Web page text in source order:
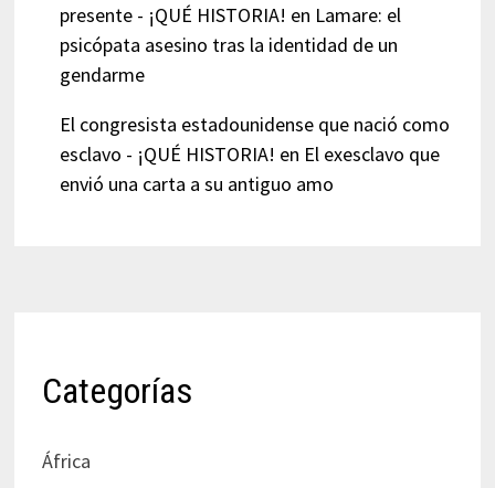
presente - ¡QUÉ HISTORIA! en Lamare: el
psicópata asesino tras la identidad de un
gendarme
El congresista estadounidense que nació como
esclavo - ¡QUÉ HISTORIA! en El exesclavo que
envió una carta a su antiguo amo
Categorías
África